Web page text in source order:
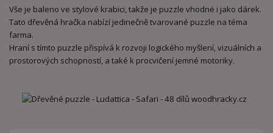
Vše je baleno ve stylové krabici, takže je puzzle vhodné i jako dárek.
Tato dřevěná hračka nabízí jedinečně tvarované puzzle na téma
farma.
Hraní s tímto puzzle přispívá k rozvoji logického myšlení, vizuálních a
prostorových schopností, a také k procvičení jemné motoriky.